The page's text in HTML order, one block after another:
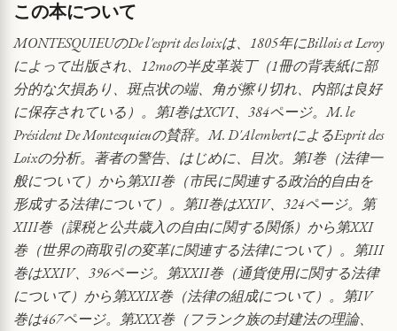
す
る
響
QUANTITY
この本について
MONTESQUIEUのDe l'esprit des loixは、1805年にBillois et Leroy
によって出版され、12moの半皮革装丁（1冊の背表紙に部
分的な欠損あり、斑点状の端、角が擦り切れ、内部は良好
に保存されている）。第I巻はXCVI、384ページ。M. le
Président De Montesquieuの賛辞。M. D'AlembertによるEsprit des
Loixの分析。著者の警告、はじめに、目次。第I巻（法律一
般について）から第XII巻（市民に関連する政治的自由を
形成する法律について）。第II巻はXXIV、324ページ。第
XIII巻（課税と公共歳入の自由に関する関係）から第XXI
巻（世界の商取引の変革に関連する法律について）。第III
巻はXXIV、396ページ。第XXII巻（通貨使用に関する法律
について）から第XXIX巻（法律の組成について）。第IV
巻は467ページ。第XXX巻（フランク族の封建法の理論、